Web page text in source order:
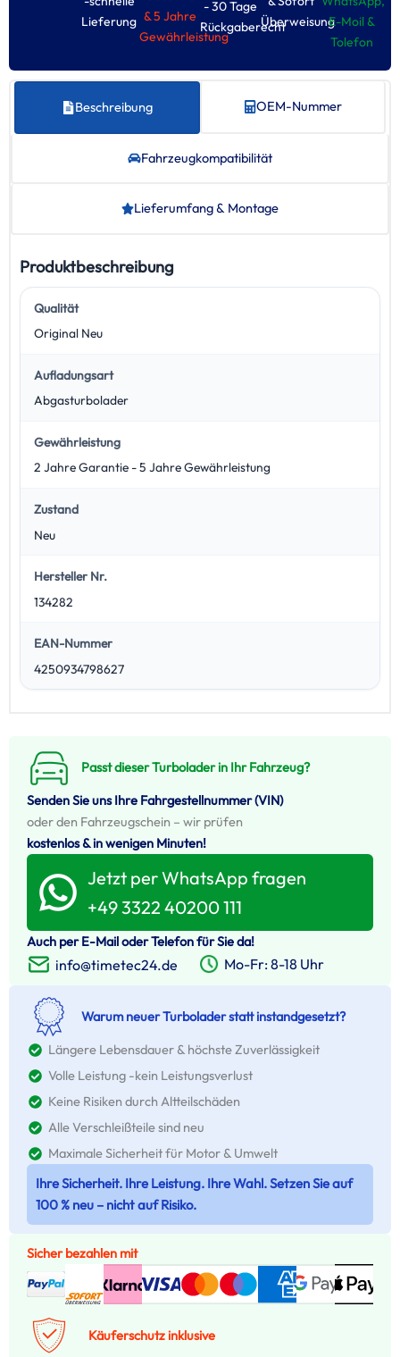
Lieferung & 5 Jahre
Gewährleistung
- 30 Tage
RückgaberechtÜberweisungE-Moil &
Tolefon
Beschreibung OEM-Nummer
Fahrzeug­kompatibilität
Lieferumfang & Montage
Produktbeschreibung
Qualität
Original Neu
Aufladungsart
Abgasturbolader
Gewährleistung
2 Jahre Garantie - 5 Jahre Gewährleistung
Zustand
Neu
Hersteller Nr.
134282
EAN-Nummer
4250934798627
Passt dieser Turbolader in Ihr Fahrzeug?
Senden Sie uns Ihre Fahrgestellnummer (VIN)
oder den Fahrzeugschein – wir prüfen
kostenlos & in wenigen Minuten!
Jetzt per WhatsApp fragen
+49 3322 40200 111
Auch per E-Mail oder Telefon für Sie da!
info@timetec24.de Mo-Fr: 8-18 Uhr
Warum neuer Turbolader statt instandgesetzt?
Längere Lebensdauer & höchste Zuverlässigkeit
Volle Leistung -kein Leistungsverlust
Keine Risiken durch Altteilschäden
Alle Verschleißteile sind neu
Maximale Sicherheit für Motor & Umwelt
Ihre Sicherheit. Ihre Leistung. Ihre Wahl. Setzen Sie auf
100 % neu – nicht auf Risiko.
Sicher bezahlen mit
Käuferschutz inklusive